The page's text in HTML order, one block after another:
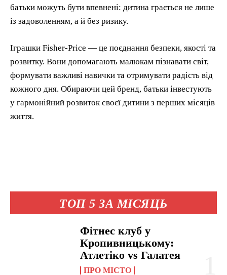
ТОП 5 ЗА МІСЯЦЬ
Фітнес клуб у
Кропивницькому:
Атлетіко vs Галатея
ПРО МІСТО
батьки можуть бути впевнені: дитина грається не лише
із задоволенням, а й без ризику.
Іграшки Fisher-Price — це поєднання безпеки, якості та
розвитку. Вони допомагають малюкам пізнавати світ,
формувати важливі навички та отримувати радість від
кожного дня. Обираючи цей бренд, батьки інвестують
у гармонійний розвиток своєї дитини з перших місяців
життя.